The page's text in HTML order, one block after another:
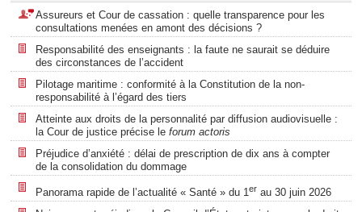
Assureurs et Cour de cassation : quelle transparence pour les
consultations menées en amont des décisions ?
Responsabilité des enseignants : la faute ne saurait se déduire
des circonstances de l’accident
Pilotage maritime : conformité à la Constitution de la non-
responsabilité à l’égard des tiers
Atteinte aux droits de la personnalité par diffusion audiovisuelle :
la Cour de justice précise le forum actoris
Préjudice d’anxiété : délai de prescription de dix ans à compter
de la consolidation du dommage
Panorama rapide de l’actualité « Santé » du 1 er au 30 juin 2026